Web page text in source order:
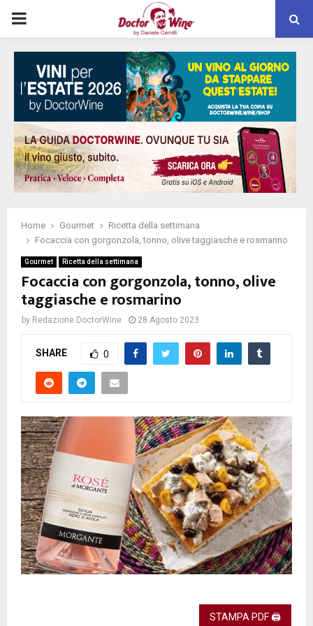
PRIMARY
MENU
Home Gourmet
Ricetta della settimana
Focaccia con gorgonzola, tonno, olive taggiasche e rosmarino
Gourmet Ricetta della settimana
Focaccia con gorgonzola, tonno, olive
taggiasche e rosmarino
by Redazione DoctorWine 28 Agosto 2023
SHARE 0
STAMPA PDF 🖨